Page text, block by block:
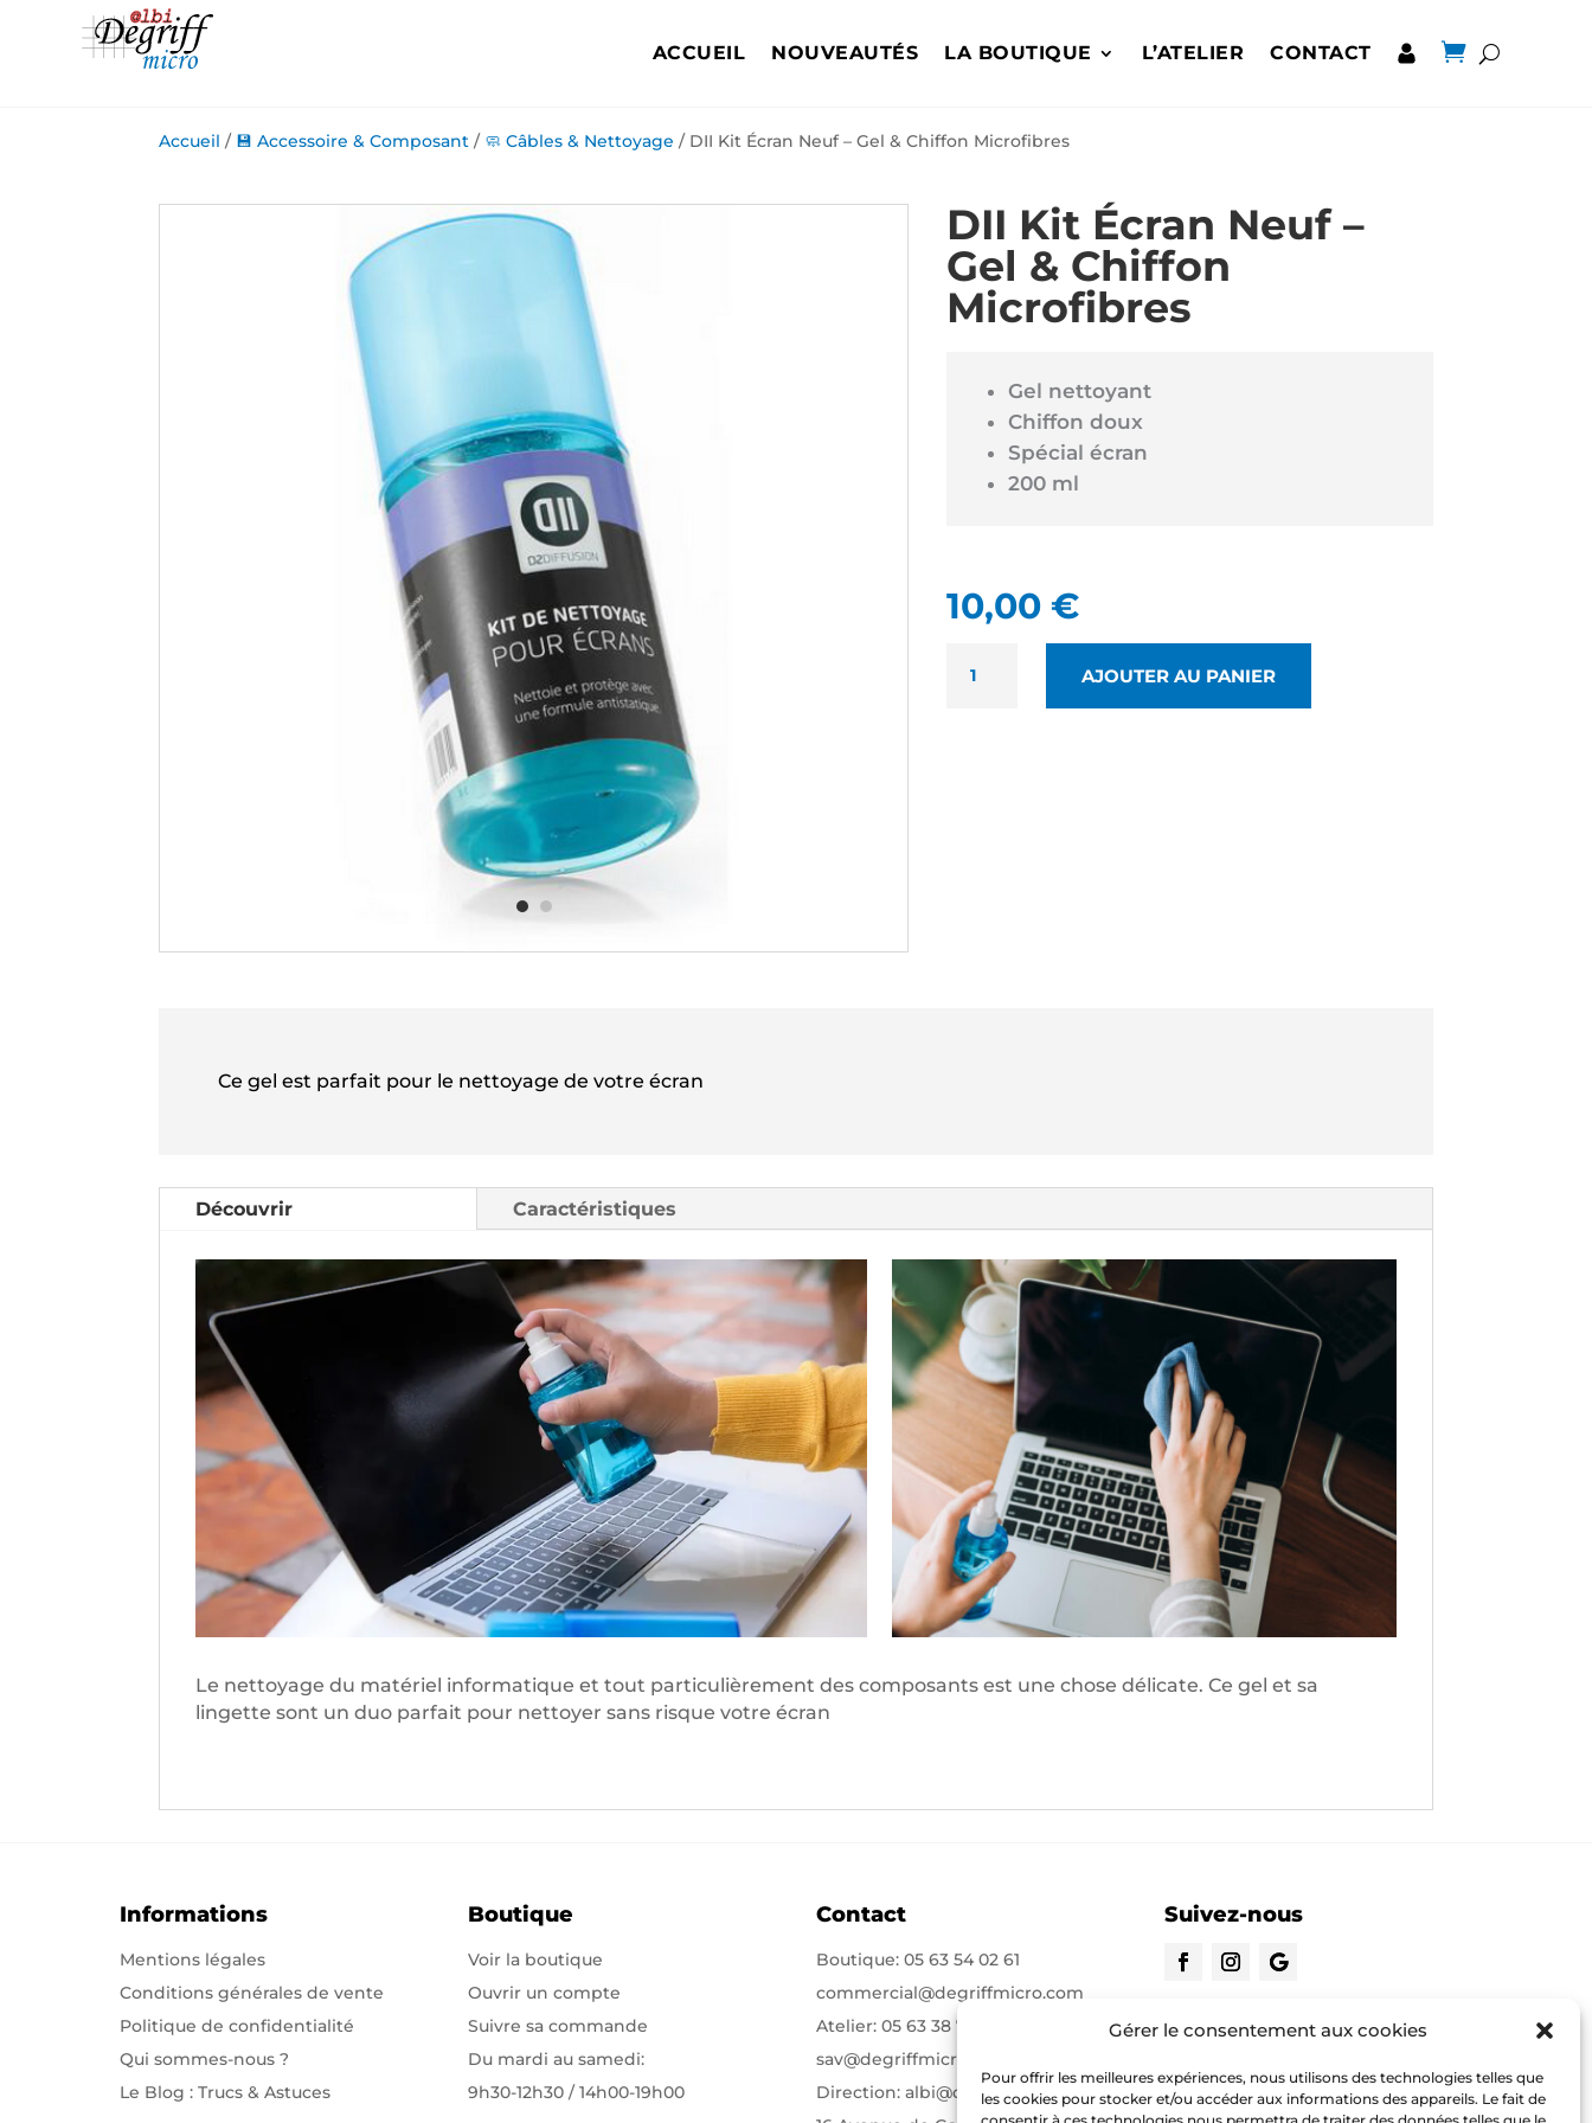
Gérer le consentement aux cookies
Pour offrir les meilleures expériences, nous utilisons des technologies telles que
les cookies pour stocker et/ou accéder aux informations des appareils. Le fait de
ACCUEIL NOUVEAUTÉS LA BOUTIQUE L’ATELIER CONTACT 
Accueil / 💾 Accessoire & Composant / 🧼 Câbles & Nettoyage / DII Kit Écran Neuf – Gel & Chiffon Microfibres
DII Kit Écran Neuf –
Gel & Chiffon
Microfibres
Gel nettoyant
Chiffon doux
Spécial écran
200 ml
10,00 €
AJOUTER AU PANIER
Ce gel est parfait pour le nettoyage de votre écran
Découvrir Caractéristiques
Le nettoyage du matériel informatique et tout particulièrement des composants est une chose délicate. Ce gel et sa
lingette sont un duo parfait pour nettoyer sans risque votre écran
Informations
Mentions légales
Conditions générales de vente
Politique de confidentialité
Qui sommes-nous?
Le Blog : Trucs & Astuces
Boutique
Voir la boutique
Ouvrir un compte
Suivre sa commande
Du mardi au samedi:
9h30-12h30 / 14h00-19h00
Contact
Boutique:05 63 54 02 61
commercial@degriffmicro.com
Atelier:05 63 38 71 75
sav@degriffmicro.com
Direction:albi@degriffmicro.com
Suivez-nous
CONTACTEZ-NOUS